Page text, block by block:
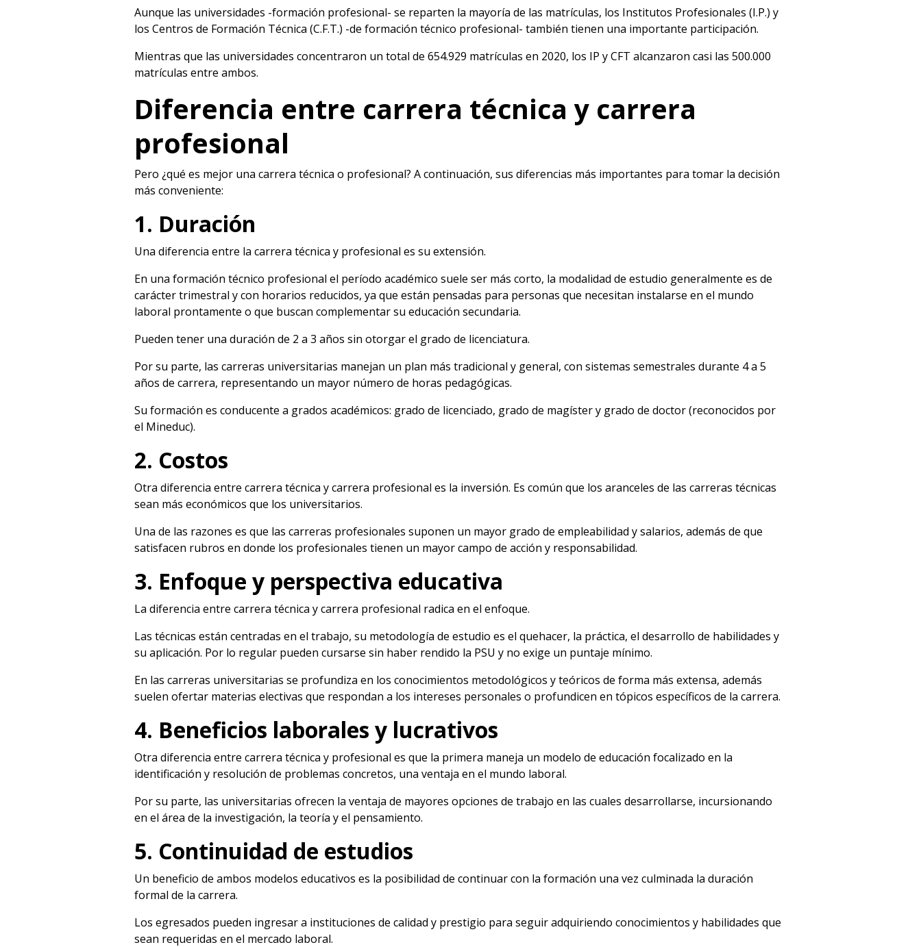
Aunque las universidades -formación profesional- se reparten la mayoría de las matrículas, los Institutos Profesionales (I.P.) y
los Centros de Formación Técnica (C.F.T.) -de formación técnico profesional- también tienen una importante participación.
Mientras que las universidades concentraron un total de 654.929 matrículas en 2020, los IP y CFT alcanzaron casi las 500.000
matrículas entre ambos.
Diferencia entre carrera técnica y carrera
profesional
Pero ¿qué es mejor una carrera técnica o profesional? A continuación, sus diferencias más importantes para tomar la decisión
más conveniente:
1. Duración
Una diferencia entre la carrera técnica y profesional es su extensión.
En una formación técnico profesional el período académico suele ser más corto, la modalidad de estudio generalmente es de
carácter trimestral y con horarios reducidos, ya que están pensadas para personas que necesitan instalarse en el mundo
laboral prontamente o que buscan complementar su educación secundaria.
Pueden tener una duración de 2 a 3 años sin otorgar el grado de licenciatura.
Por su parte, las carreras universitarias manejan un plan más tradicional y general, con sistemas semestrales durante 4 a 5
años de carrera, representando un mayor número de horas pedagógicas.
Su formación es conducente a grados académicos: grado de licenciado, grado de magíster y grado de doctor (reconocidos por
el Mineduc).
2. Costos
Otra diferencia entre carrera técnica y carrera profesional es la inversión. Es común que los aranceles de las carreras técnicas
sean más económicos que los universitarios.
Una de las razones es que las carreras profesionales suponen un mayor grado de empleabilidad y salarios, además de que
satisfacen rubros en donde los profesionales tienen un mayor campo de acción y responsabilidad.
3. Enfoque y perspectiva educativa
La diferencia entre carrera técnica y carrera profesional radica en el enfoque.
Las técnicas están centradas en el trabajo, su metodología de estudio es el quehacer, la práctica, el desarrollo de habilidades y
su aplicación. Por lo regular pueden cursarse sin haber rendido la PSU y no exige un puntaje mínimo.
En las carreras universitarias se profundiza en los conocimientos metodológicos y teóricos de forma más extensa, además
suelen ofertar materias electivas que respondan a los intereses personales o profundicen en tópicos específicos de la carrera.
4. Beneficios laborales y lucrativos
Otra diferencia entre carrera técnica y profesional es que la primera maneja un modelo de educación focalizado en la
identificación y resolución de problemas concretos, una ventaja en el mundo laboral.
Por su parte, las universitarias ofrecen la ventaja de mayores opciones de trabajo en las cuales desarrollarse, incursionando
en el área de la investigación, la teoría y el pensamiento.
5. Continuidad de estudios
Un beneficio de ambos modelos educativos es la posibilidad de continuar con la formación una vez culminada la duración
formal de la carrera.
Los egresados pueden ingresar a instituciones de calidad y prestigio para seguir adquiriendo conocimientos y habilidades que
sean requeridas en el mercado laboral.